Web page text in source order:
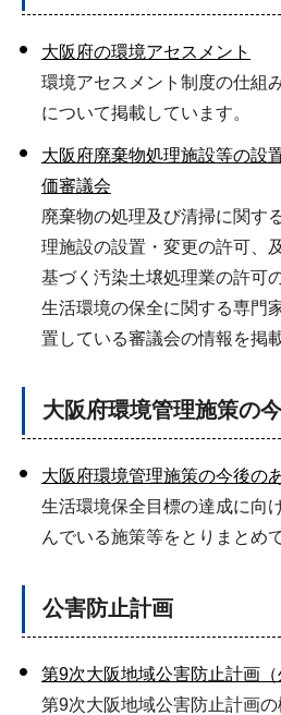
大阪府の環境アセスメント
環境アセスメント制度の仕組
について掲載しています。
大阪府廃棄物処理施設等の設
価審議会
廃棄物の処理及び清掃に関す
理施設の設置・変更の許可、
基づく汚染土壌処理業の許可
生活環境の保全に関する専門
置している審議会の情報を掲
大阪府環境管理施策の
大阪府環境管理施策の今後の
生活環境保全目標の達成に向
んでいる施策等をとりまとめ
公害防止計画
第9次大阪地域公害防止計画（
第9次大阪地域公害防止計画